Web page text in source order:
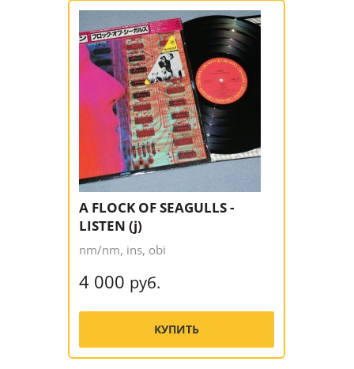
A FLOCK OF SEAGULLS -
LISTEN (j)
nm/nm, ins, obi
4 000 руб.
КУПИТЬ